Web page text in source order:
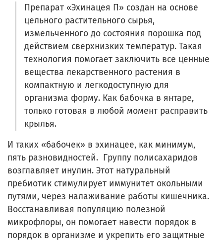
Препарат «Эхинацея П» создан на основе
цельного растительного сырья,
измельченного до состояния порошка под
действием сверхнизких температур. Такая
технология помогает заключить все ценные
вещества лекарственного растения в
компактную и легкодоступную для
организма форму. Как бабочка в янтаре,
только готовая в любой момент расправить
крылья.
И таких «бабочек» в эхинацее, как минимум,
пять разновидностей. Группу полисахаридов
возглавляет инулин. Этот натуральный
пребиотик стимулирует иммунитет окольными
путями, через налаживание работы кишечника.
Восстанавливая популяцию полезной
микрофлоры, он помогает навести порядок в
порядок в организме и укрепить его защитные